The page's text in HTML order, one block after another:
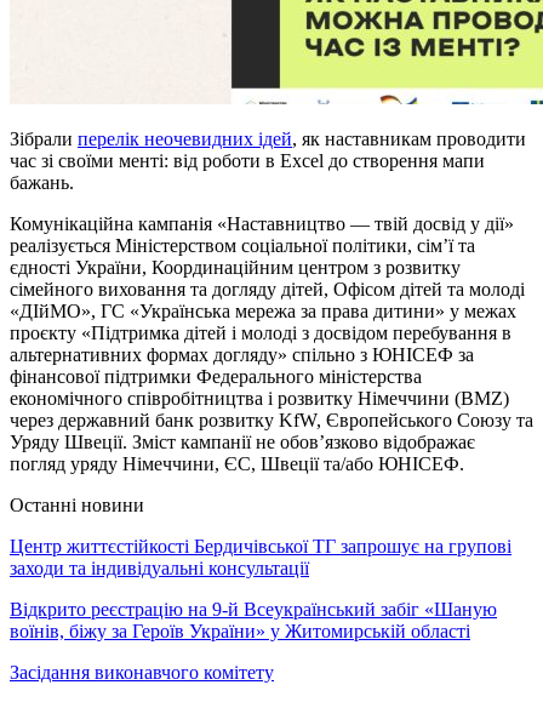
Зібрали перелік неочевидних ідей, як наставникам проводити
час зі своїми менті: від роботи в Excel до створення мапи
бажань.
Комунікаційна кампанія «Наставництво — твій досвід у дії»
реалізується Міністерством соціальної політики, сім’ї та
єдності України, Координаційним центром з розвитку
сімейного виховання та догляду дітей, Офісом дітей та молоді
«ДІйМО», ГС «Українська мережа за права дитини» у межах
проєкту «Підтримка дітей і молоді з досвідом перебування в
альтернативних формах догляду» спільно з ЮНІСЕФ за
фінансової підтримки Федерального міністерства
економічного співробітництва і розвитку Німеччини (BMZ)
через державний банк розвитку KfW, Європейського Союзу та
Уряду Швеції. Зміст кампанії не обов’язково відображає
погляд уряду Німеччини, ЄС, Швеції та/або ЮНІСЕФ.
Останні новини
Центр життєстійкості Бердичівської ТГ запрошує на групові
заходи та індивідуальні консультації
Відкрито реєстрацію на 9-й Всеукраїнський забіг «Шаную
воїнів, біжу за Героїв України» у Житомирській області
Засідання виконавчого комітету